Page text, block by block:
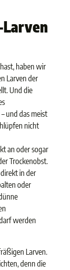
haben wir
Larven der
Und die
und das meist
nicht
an oder sogar
Trockenobst.
in der
oder
werden
Larven.
denn die